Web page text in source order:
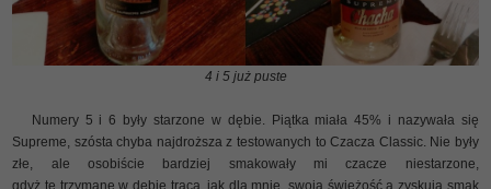
4 i 5 już puste
Numery 5 i 6 były starzone w dębie. Piątka miała 45% i nazywała się
Supreme, szósta chyba najdroższa z testowanych to Czacza Classic. Nie były
złe, ale osobiście bardziej smakowały mi czacze niestarzone,
gdyż te trzymane w dębie tracą, jak dla mnie, swoją świeżość a zyskują smak